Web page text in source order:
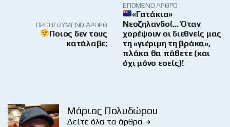
ΠΡΟΗΓΟΎΜΕΝΟ ΆΡΘΡΟ
Ποιος δεν τους
κατάλαβε;
ΕΠΌΜΕΝΟ ΆΡΘΡΟ
«Γατάκια»
Νεοζηλανδοί… Όταν
χορέψουν οι διεθνείς μας
τη «γιέριμη τη βράκα»,
πλάκα θα πάθετε (και
όχι μόνο εσείς)!
Μάριος Πολυδώρου
Δείτε όλα τα άρθρα